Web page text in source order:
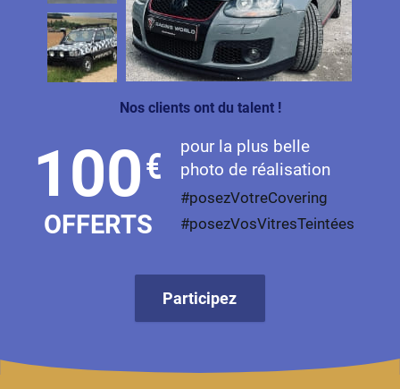
Nos clients ont du talent !
100€
OFFERTS
pour la plus belle
photo de réalisation
#posezVotreCovering
#posezVosVitresTeintées
Participez